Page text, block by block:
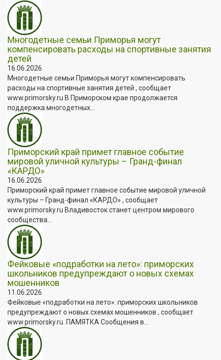
Многодетные семьи Приморья могут
компенсировать расходы на спортивные занятия
детей
16.06.2026
Многодетные семьи Приморья могут компенсировать
расходы на спортивные занятия детей , сообщает
www.primorsky.ru В Приморском крае продолжается
поддержка многодетных...
Приморский край примет главное событие
мировой уличной культуры – Гранд-финал
«КАРДО»
16.06.2026
Приморский край примет главное событие мировой уличной
культуры – Гранд-финал «КАРДО» , сообщает
www.primorsky.ru Владивосток станет центром мирового
сообщества...
Фейковые «подработки на лето»: приморских
школьников предупреждают о новых схемах
мошенников
11.06.2026
Фейковые «подработки на лето»: приморских школьников
предупреждают о новых схемах мошенников , сообщает
www.primorsky.ru. ПАМЯТКА Сообщения в...